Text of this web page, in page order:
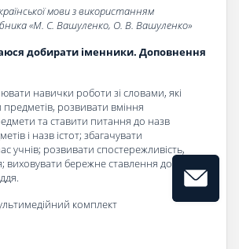
мови з використанням
«М. С. Вашуленко, О. В. Вашуленко»
добирати іменники. Доповнення
навички роботи зі словами, які
розвивати вміння
та ставити питання до назв
і назв істот; збагачувати
учнів; розвивати спостережливість,
виховувати бережне ставлення до
комплект